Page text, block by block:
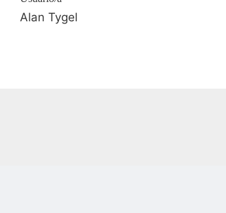
Alan Tygel